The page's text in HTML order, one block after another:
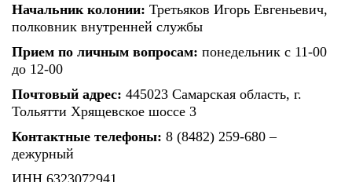
Начальник колонии: Третьяков Игорь Евгеньевич,
полковник внутренней службы
Прием по личным вопросам: понедельник с 11-00
до 12-00
Почтовый адрес: 445023 Самарская область, г.
Тольятти Хрящевское шоссе 3
Контактные телефоны: 8 (8482) 259-680 –
дежурный
ИНН 6323072941